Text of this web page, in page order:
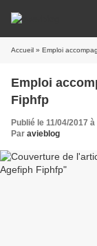
Accueil » Emploi
Emploi
Fiphfp
Publié le 11/04/2017
Par avieblog